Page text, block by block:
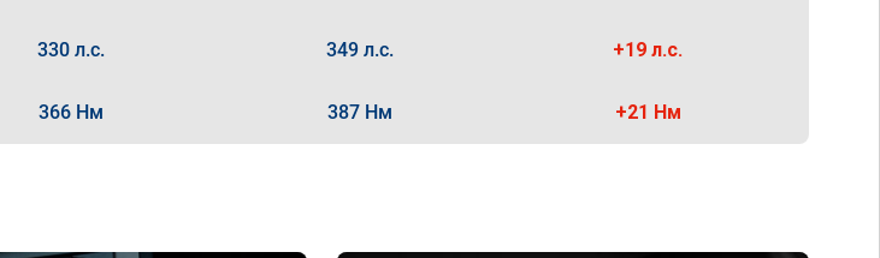
330 л.с. 349 л.с. +19 л.с.
366 Нм 387 Нм +21 Нм